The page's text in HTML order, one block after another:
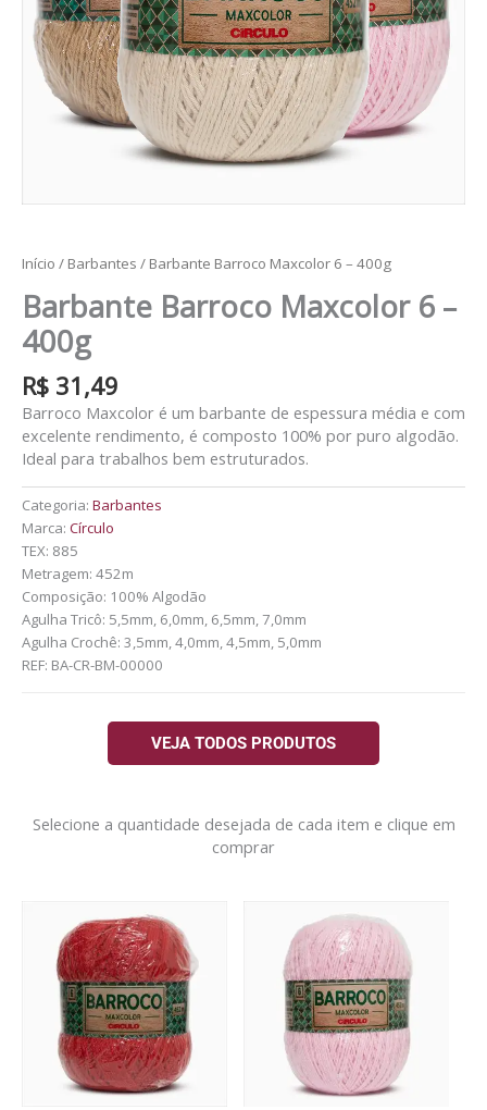
Início / Barbantes / Barbante Barroco Maxcolor 6 – 400g
Barbante Barroco Maxcolor 6 –
400g
R$ 31,49
Barroco Maxcolor é um barbante de espessura média e com
excelente rendimento, é composto 100% por puro algodão.
Ideal para trabalhos bem estruturados.
Categoria: Barbantes
Marca: Círculo
TEX: 885
Metragem: 452m
Composição: 100% Algodão
Agulha Tricô: 5,5mm, 6,0mm, 6,5mm, 7,0mm
Agulha Crochê: 3,5mm, 4,0mm, 4,5mm, 5,0mm
REF: BA-CR-BM-00000
VEJA TODOS PRODUTOS
Selecione a quantidade desejada de cada item e clique em
comprar